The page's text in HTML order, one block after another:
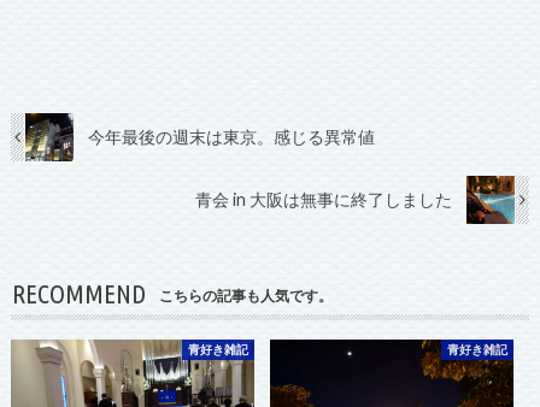
今年最後の週末は東京。感じる異常値
青会 in 大阪は無事に終了しました
RECOMMEND こちらの記事も人気です。
青好き雑記 青好き雑記